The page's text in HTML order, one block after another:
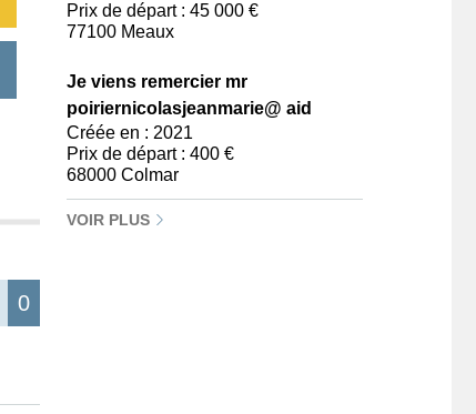
0
Prix de départ : 45 000 €
77100 Meaux
Je viens remercier mr
poiriernicolasjeanmarie@ aid
Créée en : 2021
Prix de départ : 400 €
68000 Colmar
VOIR PLUS